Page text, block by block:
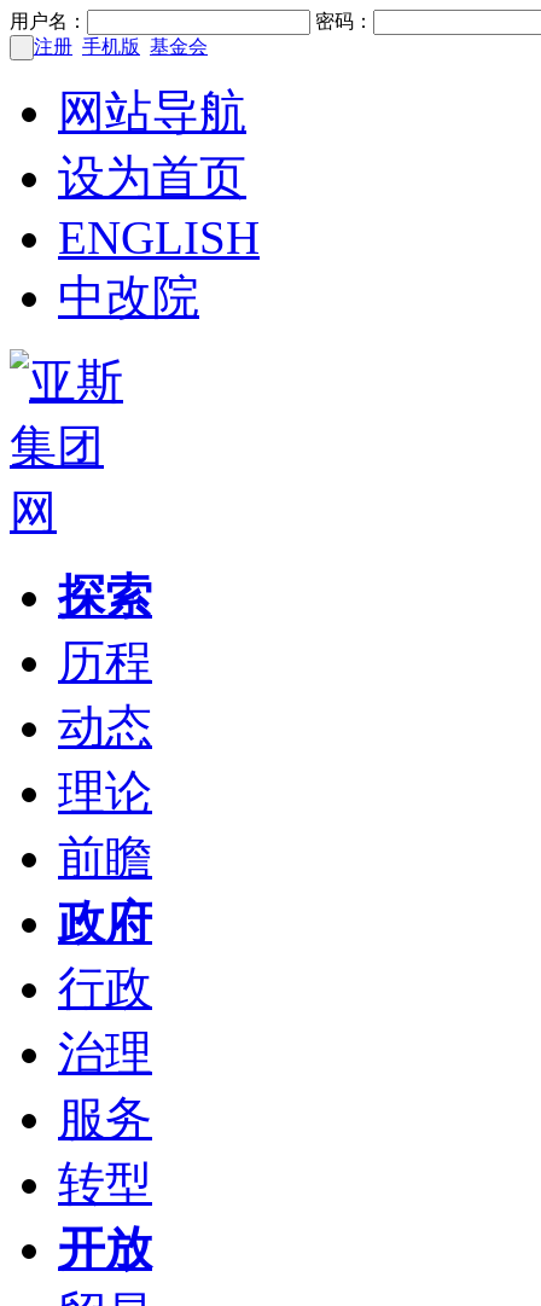
用户名：
密码：
注册 手机版 基金会
网站导航
设为首页
ENGLISH
中改院
探索
历程
动态
理论
前瞻
政府
行政
治理
服务
转型
开放